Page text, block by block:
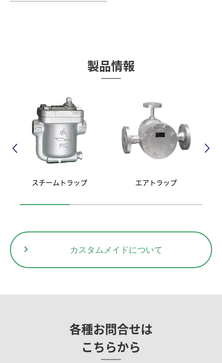
製品情報
スチームトラップ エアトラップ
カスタムメイドについて
各種お問合せは
こちらから